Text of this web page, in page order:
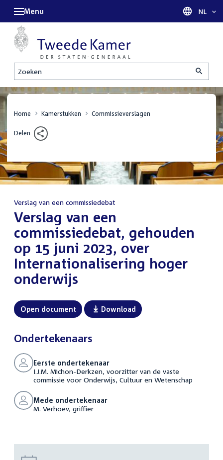
Zoeken
Menu Taal
NL
Home Kamerstukken Commissieverslagen
Delen
Verslag van een commissiedebat
:Verslag van een
commissiedebat, gehouden
op 15 juni 2023, over
Internationalisering hoger
onderwijs
Open document Download
Ondertekenaars
Eerste ondertekenaar
I.J.M. Michon-Derkzen, voorzitter van de vaste
commissie voor Onderwijs, Cultuur en Wetenschap
Mede ondertekenaar
M. Verhoev, griffier